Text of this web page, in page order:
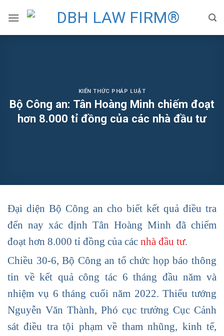
KIẾN THỨC PHÁP LUẬT
Bộ Công an: Tân Hoàng Minh chiếm đoạt
hơn 8.000 tỉ đồng của các nhà đầu tư
Đại diện Bộ Công an cho biết kết quả điều tra
đến nay xác định Tân Hoàng Minh đã chiếm
đoạt hơn 8.000 tỉ đồng của các nhà đầu tư.
Chiều 30-6, Bộ Công an tổ chức họp báo thông
tin về kết quả công tác 6 tháng đầu năm và
nhiệm vụ 6 tháng cuối năm 2022. Thiếu tướng
Nguyễn Văn Thành, Phó cục trưởng Cục Cảnh
sát điều tra tội phạm về tham nhũng, kinh tế,